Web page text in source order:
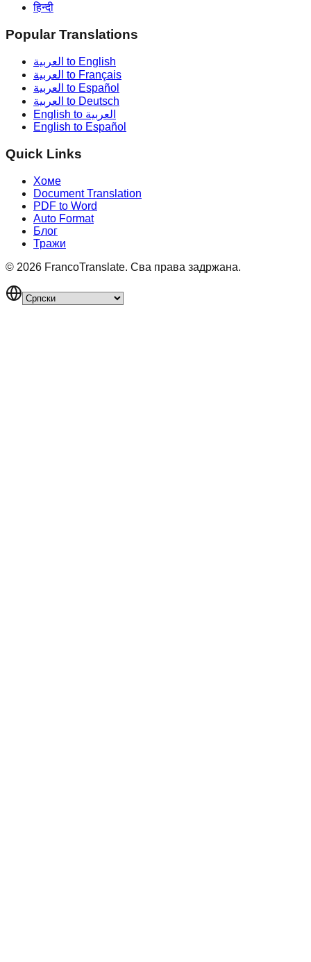
हिन्दी
Popular Translations
العربية to English
العربية to Français
العربية to Español
العربية to Deutsch
English to العربية
English to Español
Quick Links
Хоме
Document Translation
PDF to Word
Auto Format
Блог
Тражи
© 2026 FrancoTranslate. Сва права задржана.